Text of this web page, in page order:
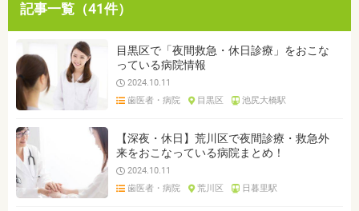
生活
すべて グルメ 美容・健康 歯医者・病院 おでかけ
生活 お役立ち情報
クリア
記事一覧（41件）
目黒区で「夜間救急・休日診療」をおこな
っている病院情報
2024.10.11
歯医者・病院
目黒区 池尻大橋駅
【深夜・休日】荒川区で夜間診療・救急外
来をおこなっている病院まとめ！
2024.10.11
歯医者・病院
荒川区 日暮里駅